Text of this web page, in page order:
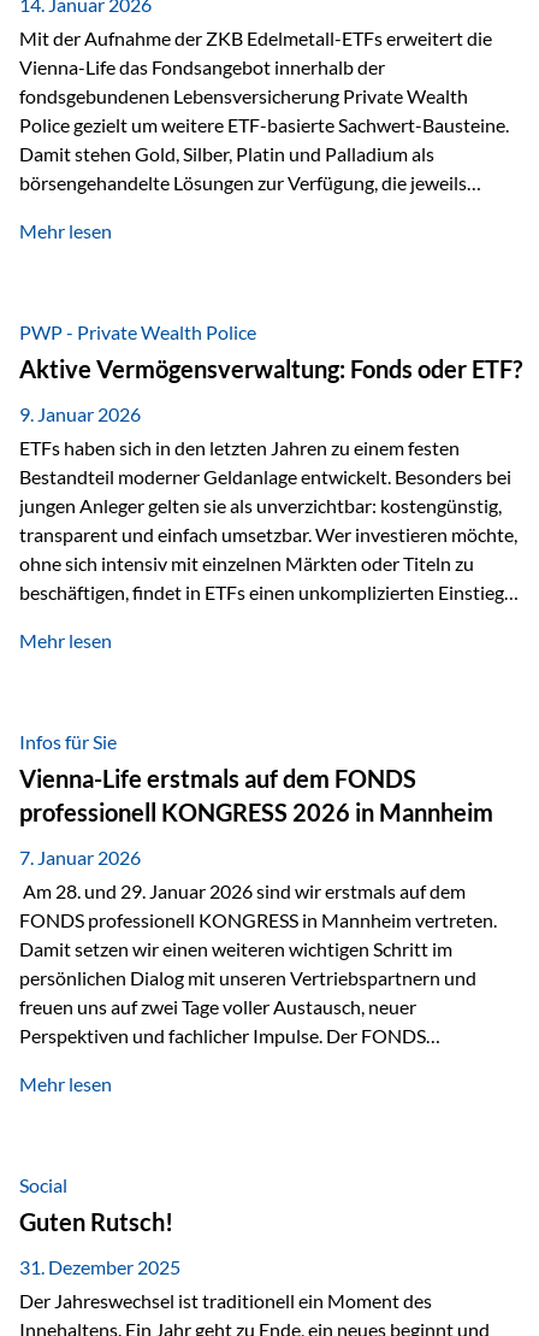
Mit der Aufnahme der ZKB Edelmetall-ETFs erweitert die
Vienna-Life das Fondsangebot innerhalb der
fondsgebundenen Lebensversicherung Private Wealth
Police gezielt um weitere ETF-basierte Sachwert-Bausteine.
Damit stehen Gold, Silber, Platin und Palladium als
börsengehandelte Lösungen zur Verfügung, die jeweils
dabei nicht auf einzelnen Marktmeinungen, sondern auf
Inflationsrobustheit und Stabilisierung – eingebettet in eine
liechtensteinische Versicherungsstruktur. Die
Sicherheitsarchitektur: Liechtenstein als Strukturprinzip Die
Private Wealth Police positioniert sich mit einer dreistufigen
Sicherheitsarchitektur, die auf mehreren Ebenen ansetzt:
Stufe 1: Versicherer-Ebene • Versicherung mit…
Mehr lesen
PWP - Private Wealth Police
Aktive Vermögensverwaltung: Fonds oder ETF?
9. Januar 2026
ETFs haben sich in den letzten Jahren zu einem festen
Bestandteil moderner Geldanlage entwickelt. Besonders bei
jungen Anleger gelten sie als unverzichtbar: kostengünstig,
transparent und einfach umsetzbar. Wer investieren möchte,
ohne sich intensiv mit einzelnen Märkten oder Titeln zu
beschäftigen, findet in ETFs einen unkomplizierten Einstieg
werden häufig kritisch betrachtet. Sie gelten als teurer,
Beide Ansätze haben ihre Berechtigung und ihre Stärken
entfalten sie oft gerade in Kombination. ETFs: Effizient, breit
gestreut und klar strukturiert…
Mehr lesen
Infos für Sie
Vienna-Life erstmals auf dem FONDS
professionell KONGRESS 2026 in Mannheim
7. Januar 2026
Am 28. und 29. Januar 2026 sind wir erstmals auf dem
FONDS professionell KONGRESS in Mannheim vertreten.
Damit setzen wir einen weiteren wichtigen Schritt im
persönlichen Dialog mit unseren Vertriebspartnern und
freuen uns auf zwei Tage voller Austausch, neuer
Perspektiven und fachlicher Impulse. Der FONDS
Branchentreffen für Finanz- und Versicherungsprofis im
Vermögensstrukturierung und Nachfolgeplanung
gemeinsam zu diskutieren. Persönlich für Sie vor Ort An
beiden Kongresstagen stehen Ihnen Maximilian
Fichtenbauer, Dirk…
Mehr lesen
Social
Guten Rutsch!
31. Dezember 2025
Der Jahreswechsel ist traditionell ein Moment des
Innehaltens. Ein Jahr geht zu Ende, ein neues beginnt und